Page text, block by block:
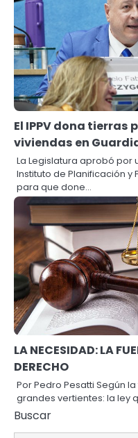
El IPPV dona tierras
viviendas en
La Legislatura aprobó por
Instituto de Planificación y
para que done…
LA NECESIDAD: LA
DERECHO
Por Pedro Pesatti Según
grandes vertientes: la ley
Buscar